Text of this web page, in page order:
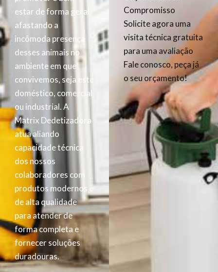
estar de forma geral
afastando a
incômoda presença
desses animais no
ambiente em que
convivemos, seja este
doméstico, comercial
ou industrial. A
Matrix Dedetizadora
atua aliando
capacidade técnica
dos nossos
colaboradores com
produtos modernos e
de alta qualidade
para atender de
forma completa e
fornecer soluções
duradouras.
Compromisso
Solicite agora uma
visita técnica gratuita
para uma avaliação
Fale conosco, peça já
o seu orçamento!